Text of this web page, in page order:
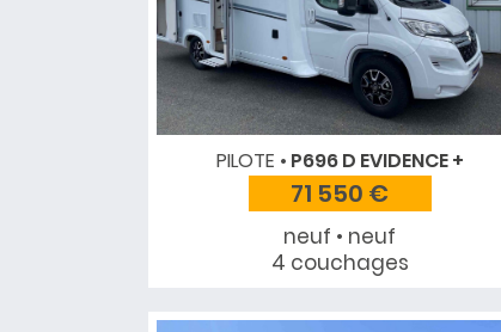
PILOTE P696 D EVIDENCE +
71 550 €
neuf • neuf
4 couchages